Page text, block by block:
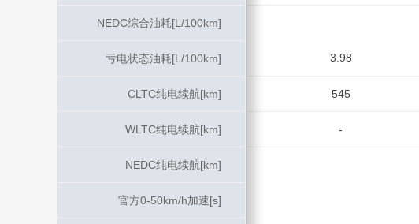
NEDC综合油耗[L/100km]
亏电状态油耗[L/100km] 3.98
CLTC纯电续航[km] 545
WLTC纯电续航[km] -
NEDC纯电续航[km]
官方0-50km/h加速[s]
NEDC综合油耗[L/100km]
亏电状态油耗[L/100km]
CLTC纯电续航[km]
WLTC纯电续航[km]
NEDC纯电续航[km]
官方0-50km/h加速[s]